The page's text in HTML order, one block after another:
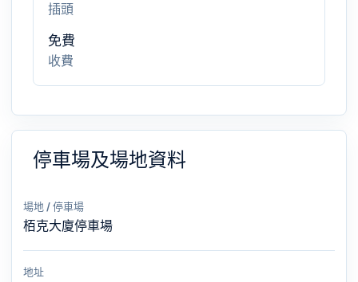
插頭
免費
收費
停車場及場地資料
場地 / 停車場
栢克大廈停車場
地址